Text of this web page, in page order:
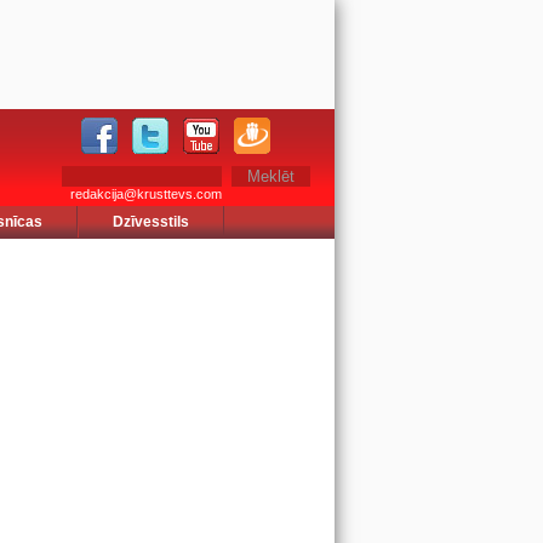
redakcija@krusttevs.com
Dzīvesstils